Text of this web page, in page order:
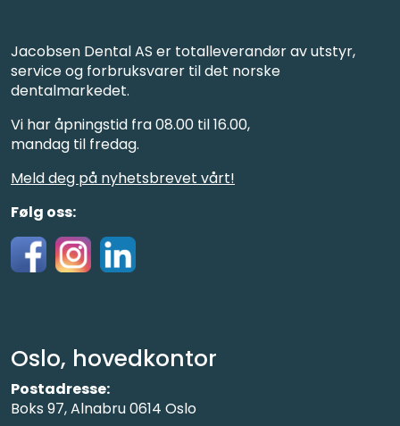
Jacobsen Dental AS er totalleverandør av utstyr,
service og forbruksvarer til det norske
dentalmarkedet.
Vi har åpningstid fra 08.00 til 16.00,
mandag til fredag.
Meld deg på nyhetsbrevet vårt!
Følg oss:
Oslo, hovedkontor
Postadresse:
Boks 97, Alnabru 0614 Oslo